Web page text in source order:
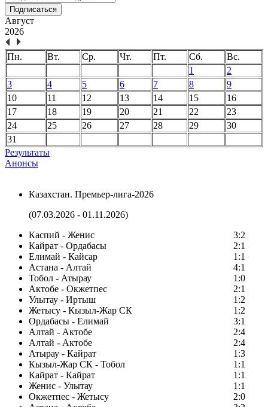
Подписаться
Август
2026
Пн. Вт. Ср. Чт. Пт. Сб.
Вс.
1
2
3
4 5 6 7 8
9
10
11 12 13 14 15
16
17
18 19 20 21 22
23
24
25 26 27 28 29
30
31
Результаты
Анонсы
Казахстан. Премьер-лига-2026
(07.03.2026 - 01.11.2026)
Каспий - Женис
3:2
Кайрат - Ордабасы
2:1
Елимай - Кайсар
1:1
Астана - Алтай
4:1
Тобол - Атырау
1:0
Актобе - Окжетпес
2:1
Улытау - Иртыш
1:2
Жетысу - Кызыл-Жар СК
1:2
Ордабасы - Елимай
3:1
Алтай - Актобе
2:4
Алтай - Актобе
2:4
Атырау - Кайрат
1:3
Кызыл-Жар СК - Тобол
1:1
Кайрат - Кайрат
1:1
Женис - Улытау
1:1
Окжетпес - Жетысу
2:0